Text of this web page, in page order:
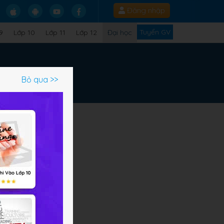
Đăng nhập
Lớp 10 Lớp 11 Lớp 12 Đại học Tuyển GV
Bỏ qua >>